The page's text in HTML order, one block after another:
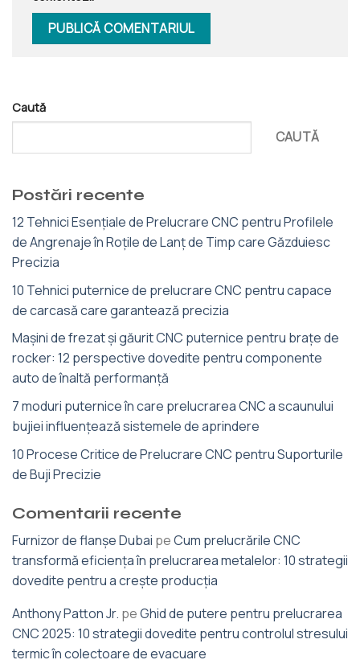
Caută
CAUTĂ
Postări recente
12 Tehnici Esențiale de Prelucrare CNC pentru Profilele
de Angrenaje în Roțile de Lanț de Timp care Găzduiesc
Precizia
10 Tehnici puternice de prelucrare CNC pentru capace
de carcasă care garantează precizia
Mașini de frezat și găurit CNC puternice pentru brațe de
rocker: 12 perspective dovedite pentru componente
auto de înaltă performanță
7 moduri puternice în care prelucrarea CNC a scaunului
bujiei influențează sistemele de aprindere
10 Procese Critice de Prelucrare CNC pentru Suporturile
de Buji Precizie
Comentarii recente
Furnizor de flanșe Dubai peCum prelucrările CNC
transformă eficiența în prelucrarea metalelor: 10 strategii
dovedite pentru a crește producția
Anthony Patton Jr. peGhid de putere pentru prelucrarea
CNC 2025: 10 strategii dovedite pentru controlul stresului
termic în colectoare de evacuare